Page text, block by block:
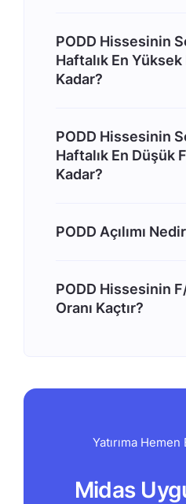
PODD Hissesinin
Haftalık En Yüksek
Kadar?
PODD Hissesinin
Haftalık En Düşük
Kadar?
PODD Açılımı
PODD Hissesinin
Oranı Kaçtır?
Yatırıma
Midas